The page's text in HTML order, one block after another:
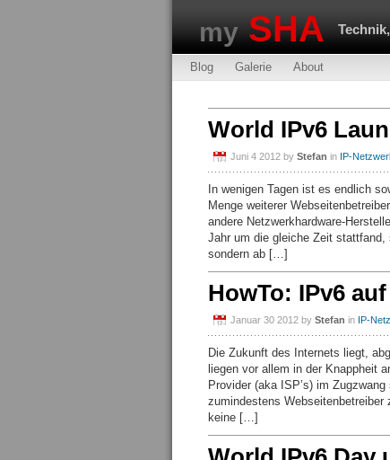
my SHA
Blog Galerie About
World IPv6
Juni 4 2012 by Stefan in IP-
In wenigen Tagen ist es endlich
Menge weiterer
andere Netzwerkhardware-
Jahr um die gleiche Zeit
sondern ab […]
HowTo: IPv6
Januar 30 2012 by Stefan in IP-
Die Zukunft des Internets liegt,
liegen vor allem in der Knappheit
Provider (aka ISP’s) im
zumindestens Webseitenbetreiber
keine […]